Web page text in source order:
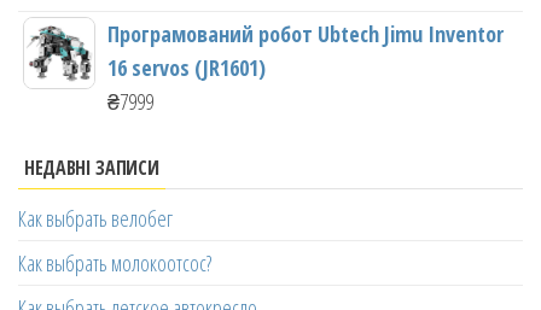
Програмований робот Ubtech Jimu Inventor
16 servos (JR1601)
₴7999
НЕДАВНІ ЗАПИСИ
Как выбрать велобег
Как выбрать молокоотсос?